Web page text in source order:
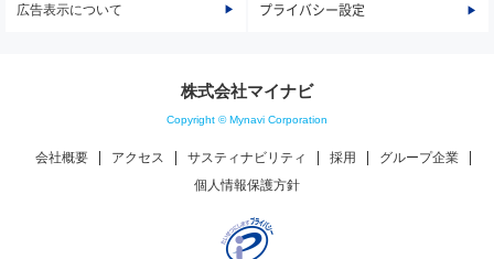
広告表示について プライバシー設定
株式会社マイナビ
Copyright © Mynavi Corporation
会社概要 アクセス サスティナビリティ 採用
グループ企業
個人情報保護方針